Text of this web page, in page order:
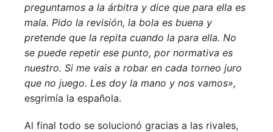
preguntamos a la árbitra y dice que para ella es
mala. Pido la revisión, la bola es buena y
pretende que la repita cuando la para ella. No
se puede repetir ese punto, por normativa es
nuestro. Si me vais a robar en cada torneo juro
que no juego. Les doy la mano y nos vamos»,
esgrimía la española.
Al final todo se solucionó gracias a las rivales,